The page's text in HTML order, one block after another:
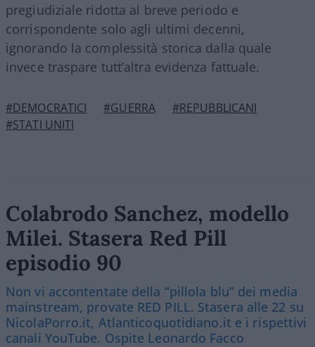
pregiudiziale ridotta al breve periodo e
corrispondente solo agli ultimi decenni,
ignorando la complessità storica dalla quale
invece traspare tutt’altra evidenza fattuale.
#DEMOCRATICI #GUERRA
#REPUBBLICANI
#STATI UNITI
Colabrodo Sanchez, modello
Milei. Stasera Red Pill
episodio 90
Non vi accontentate della “pillola blu” dei media
mainstream, provate RED PILL. Stasera alle 22 su
NicolaPorro.it, Atlanticoquotidiano.it e i rispettivi
canali YouTube. Ospite Leonardo Facco